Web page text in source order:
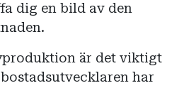
dig en bild av den
är det viktigt
har